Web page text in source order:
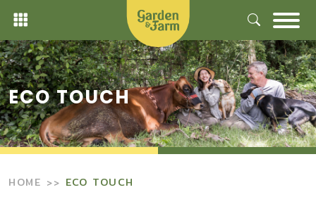
Skip
content
ECO TOUCH
HOME ECO TOUCH